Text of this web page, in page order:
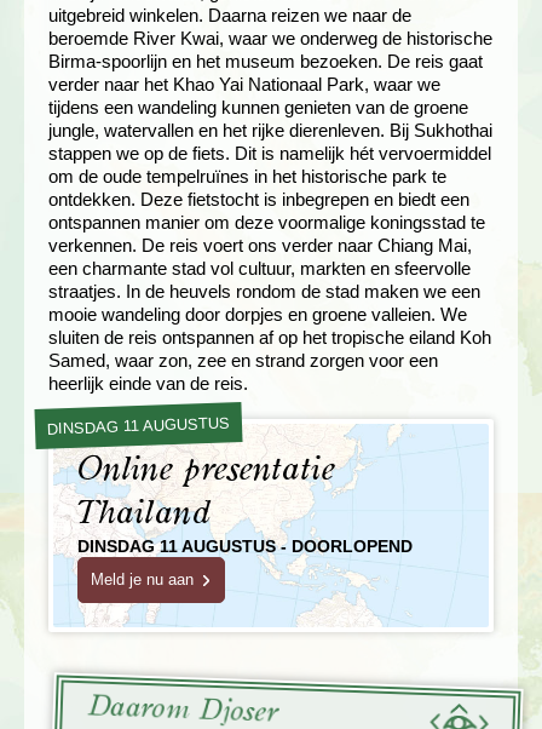
uitgebreid winkelen. Daarna reizen we naar de
beroemde River Kwai, waar we onderweg de historische
Birma-spoorlijn en het museum bezoeken. De reis gaat
verder naar het Khao Yai Nationaal Park, waar we
tijdens een wandeling kunnen genieten van de groene
jungle, watervallen en het rijke dierenleven. Bij Sukhothai
stappen we op de fiets. Dit is namelijk hét vervoermiddel
om de oude tempelruïnes in het historische park te
ontdekken. Deze fietstocht is inbegrepen en biedt een
ontspannen manier om deze voormalige koningsstad te
verkennen. De reis voert ons verder naar Chiang Mai,
een charmante stad vol cultuur, markten en sfeervolle
straatjes. In de heuvels rondom de stad maken we een
mooie wandeling door dorpjes en groene valleien. We
sluiten de reis ontspannen af op het tropische eiland Koh
Samed, waar zon, zee en strand zorgen voor een
heerlijk einde van de reis.
DINSDAG 11 AUGUSTUS
Online presentatie
Thailand
DINSDAG 11 AUGUSTUS - DOORLOPEND
Meld je nu aan
Daarom Djoser